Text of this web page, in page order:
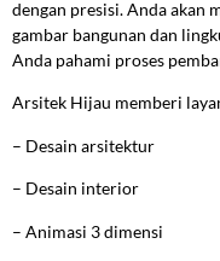
dengan presisi. Anda akan
gambar bangunan dan
Anda pahami proses
Arsitek Hijau memberi
– Desain arsitektur
– Desain interior
– Animasi 3 dimensi